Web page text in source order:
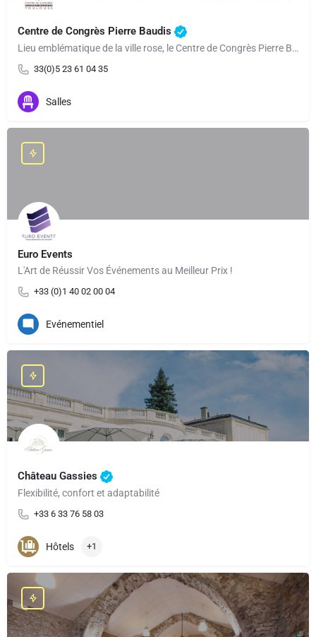
Centre de Congrès Pierre Baudis
Lieu emblématique de la ville rose, le Centre de Congrès Pierre Baudis situé en coeur de ville, offre un…
33(0)5 23 61 04 35
Salles
Euro Events
L'Art de Réussir Vos Événements au Meilleur Prix !
+33 (0)1 40 02 00 04
Evénementiel
Château Gassies
Flexibilité, confort et adaptabilité
+33 6 33 76 58 03
Hôtels +1